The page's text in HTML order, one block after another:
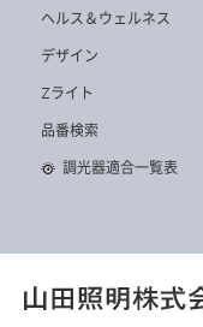
ヘルス＆ウェルネス
デザイン
Zライト
品番検索
調光器適合一覧表